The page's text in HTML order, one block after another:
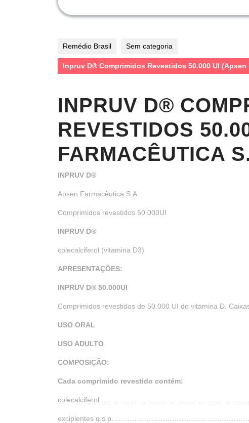
Remédio Brasil Sem categoria
Inpruv D® Comprimidos Revestidos 50.000 UI (Apsen
INPRUV D®
REVESTIDOS
FARMACÊUTICA
INPRUV D®
Apsen Farmacêutica S.A.
Comprimidos revestidos 50.000UI
INPRUV D®
colecalciferol (vitamina D3)
APRESENTAÇÕES:
INPRUV D® 50.000UI
Comprimidos revestidos de 50.000 UI de vitamina D.
USO ORAL
USO ADULTO
COMPOSIÇÃO:
Cada comprimido revestido contém:
colecalciferol
excipientes q.s.p.